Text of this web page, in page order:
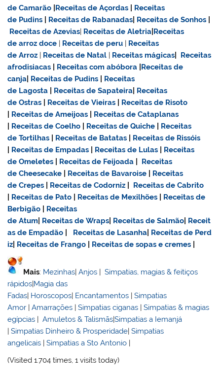
de Camarão Receitas de Açordas
Receitas
de Pudins
Receitas de Rabanadas Receitas de Sonhos
Receitas de Azevias| Receitas de Aletria Receitas
dearroz doce | Receitas de peru | Receitas
de Arroz | Receitas de Natal | Receitas mágicas
Receitas
afrodisiacas
Receitas com abóbora Receitas de
canja Receitas de Pudins
Receitas
de Lagosta
Receitas de Sapateira Receitas
de Ostras
Receitas de Vieiras
Receitas de Risoto
Receitas de Ameijoas
Receitas de Cataplanas
Receitas de Coelho Receitas de Quiche
Receitas
de Tortilhas
Receitas de Batatas
Receitas de Rissóis
Receitas de Empadas Receitas de Lulas
Receitas
de Omeletes
Receitas de Feijoada
Receitas
de Cheesecake
Receitas de Bavaroise
Receitas
de Crepes
Receitas de Codorniz
Receitas de Cabrito
Receitas de Pato Receitas de Mexilhões
Receitas de
Berbigão
Receitas
de Atum Receitas de Wraps Receitas de Salmão Receit
as de Empadão
Receitas de Lasanha Receitas de Perd
iz Receitas de Frango Receitas de sopas e cremes
Mais: Mezinhas|Anjos |Simpatias, magias & feitiços
rápidos|Magia das
Fadas| Horoscopos| Encantamentos |Simpatias
Amor |Amarrações |Simpatias ciganas |Simpatias & magias
egípcias |Amuletos & Talismãs|Simpatias a Iemanjá
|Simpatias Dinheiro & Prosperidade|Simpatias
angelicais |Simpatias a Sto Antonio |
(Visited 1.704 times, 1 visits today)